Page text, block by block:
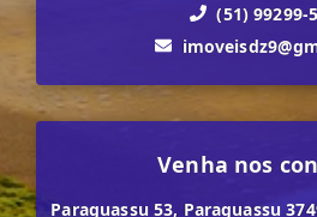
(51) 99299-
Venha nos
Paraguassu 53, Paraguassu